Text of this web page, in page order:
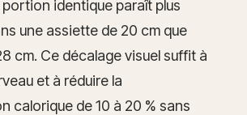
identique paraît plus
une assiette de 20 cm que
cm. Ce décalage visuel suffit à
et à réduire la
calorique de 10 à 20 % sans